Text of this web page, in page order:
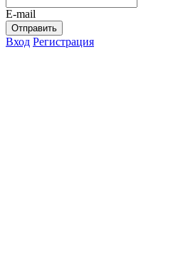
E-mail
Отправить
Вход Регистрация